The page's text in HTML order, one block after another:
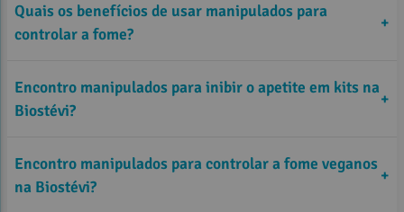
metabolismo
tornando as refeições
mais satisfatórias
Quais os benefícios de usar manipulados para
controlar a fome?
+
emagrecimento
Encontro manipulados para inibir o apetite em kits na
Biostévi?
+
existem manipulados para inibir o apetite disponíveis em
kits prontos
Encontro manipulados para controlar a fome veganos
na Biostévi?
+